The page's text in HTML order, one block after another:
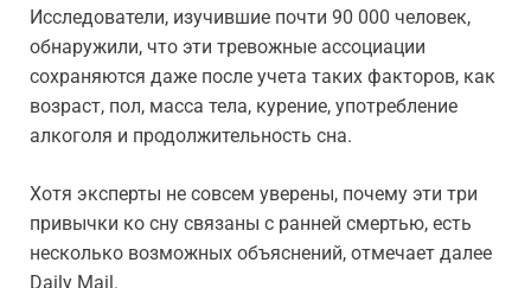
Исследователи, изучившие почти 90 000 человек,
обнаружили, что эти тревожные ассоциации
сохраняются даже после учета таких факторов, как
возраст, пол, масса тела, курение, употребление
алкоголя и продолжительность сна.
Хотя эксперты не совсем уверены, почему эти три
привычки ко сну связаны с ранней смертью, есть
несколько возможных объяснений, отмечает далее
Daily Mail.